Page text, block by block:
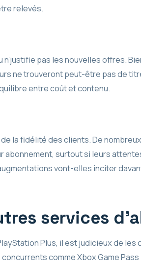
relevés.
pas les nouvelles offres.
ne trouveront peut-être pas de
entre coût et contenu.
la fidélité des clients. De
surtout si leurs
vont-elles inciter
services
Plus, il est judicieux de les
comme Xbox Game